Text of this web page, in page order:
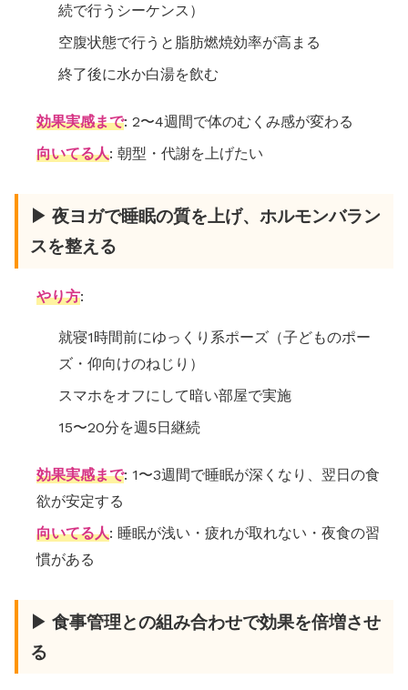
続で行うシーケンス）
空腹状態で行うと脂肪燃焼効率が高まる
終了後に水か白湯を飲む
効果実感まで: 2〜4週間で体のむくみ感が変わる
向いてる人: 朝型・代謝を上げたい
▶ 夜ヨガで睡眠の質を上げ、ホルモンバラン
スを整える
やり方:
就寝1時間前にゆっくり系ポーズ（子どものポー
ズ・仰向けのねじり）
スマホをオフにして暗い部屋で実施
15〜20分を週5日継続
効果実感まで: 1〜3週間で睡眠が深くなり、翌日の食
欲が安定する
向いてる人: 睡眠が浅い・疲れが取れない・夜食の習
慣がある
▶ 食事管理との組み合わせで効果を倍増させ
る